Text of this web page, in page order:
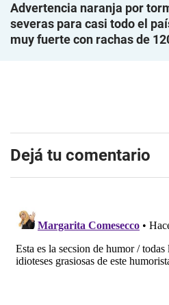
Advertencia naranja por
severas para casi todo el
muy fuerte con rachas de
Dejá tu comentario